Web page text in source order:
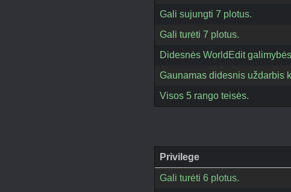
Gali sujungti 7 plotus.
Gali turėti 7 plotus.
Didesnės WorldEdit galimybės
Gaunamas didesnis uždarbis
Visos 5 rango teisės.
Privilege
Gali turėti 6 plotus.